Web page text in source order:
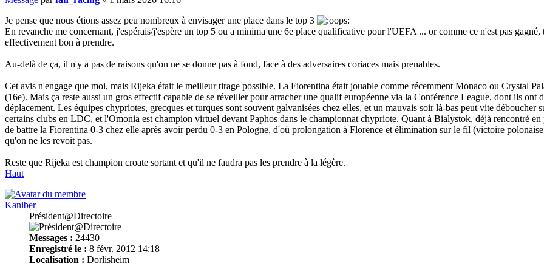
Je pense que nous étions assez peu nombreux à envisager une place dans le top 3
En revanche me concernant, j'espérais/j'espère un top 5 ou a minima une 6e place qualificative pour l'UEFA ... or comme ce n'est pas
effectivement bon à prendre.
Au-delà de ça, il n'y a pas de raisons qu'on ne se donne pas à fond, face à des adversaires coriaces mais prenables.
Cet avis n'engage que moi, mais Rijeka était le meilleur tirage possible. La Fiorentina était jouable comme récemment Monaco ou Crystal
(16e). Mais ça reste aussi un gros effectif capable de se réveiller pour arracher une qualif européenne via la Conférence League, dont ils
déplacement. Les équipes chypriotes, grecques et turques sont souvent galvanisées chez elles, et un mauvais soir là-bas peut vite déboucher
certains clubs en LDC, et l'Omonia est champion virtuel devant Paphos dans le championnat chypriote. Quant à Bialystok, déjà rencontré
de battre la Fiorentina 0-3 chez elle après avoir perdu 0-3 en Pologne, d'où prolongation à Florence et élimination sur le fil (victoire
qu'on ne les revoit pas.
Reste que Rijeka est champion croate sortant et qu'il ne faudra pas les prendre à la légère.
Haut
Kaniber
Président@Directoire
Messages : 24430
Enregistré le : 8 févr. 2012 14:18
Localisation : Dorlisheim